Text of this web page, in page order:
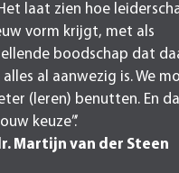
laat zien hoe
vorm krijgt, met als
boodschap dat
al aanwezig is. We
(leren) benutten. En
keuze”.’
Martijn van der Steen